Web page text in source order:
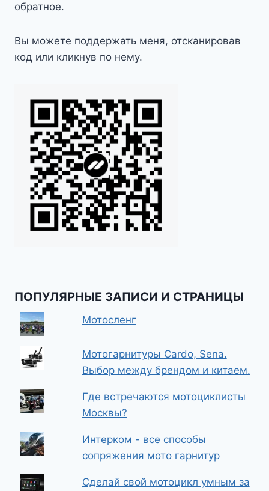
обратное.
Вы можете поддержать меня, отсканировав
код или кликнув по нему.
ПОПУЛЯРНЫЕ ЗАПИСИ И СТРАНИЦЫ
Мотосленг
Мотогарнитуры Cardo, Sena.
Выбор между брендом и китаем.
Где встречаются мотоциклисты
Москвы?
Интерком - все способы
сопряжения мото гарнитур
Сделай свой мотоцикл умным за